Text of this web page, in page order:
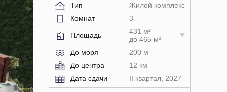
Тип
Жилой комплекс
Комнат
3
Площадь
431 м²
до 465 м²
До моря
200 м
До центра
12 км
Дата сдачи
II квартал, 2027